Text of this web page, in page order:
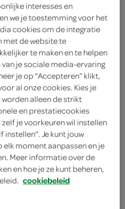
Pils Krat 24X25Cl
99 kies je SPAR
Barrel Cabernet Shiraz
Milliliter
59 kies je SPAR
interesses en
we je toestemming voor het
cookies om de integratie
met de website te
te maken en te helpen
je sociale media-ervaring
je op “Accepteren” klikt,
al onze cookies. Kies je
worden alleen de strikt
en prestatiecookies
je voorkeuren wil instellen
instellen”. Je kunt jouw
moment aanpassen en je
Meer informatie over de
en hoe je ze kunt beheren,
cookiebeleid